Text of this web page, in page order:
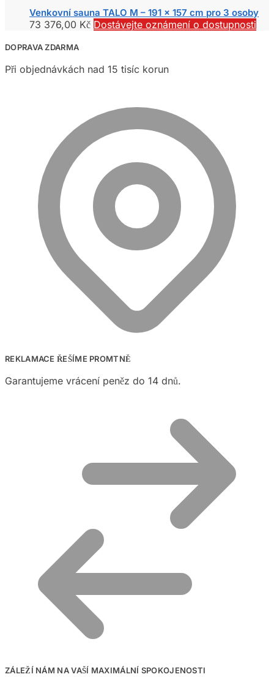
Venkovní sauna TALO M – 191 x 157 cm pro 3 osoby
73 376,00 Kč Dostávejte oznámení o dostupnosti
DOPRAVA ZDARMA
Při objednávkách nad 15 tisíc korun
REKLAMACE ŘEŠÍME PROMTNĚ
Garantujeme vrácení peněz do 14 dnů.
ZÁLEŽÍ NÁM NA VAŠÍ MAXIMÁLNÍ SPOKOJENOSTI